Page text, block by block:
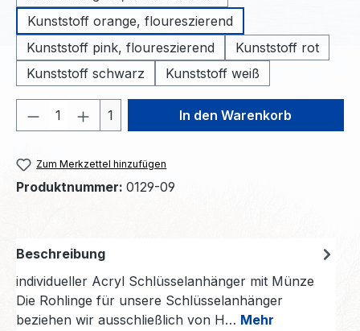
Kunststoff orange, floureszierend
Kunststoff pink, floureszierend
Kunststoff rot
Kunststoff schwarz
Kunststoff weiß
Produkt Anzahl: Gib den
1 In den Warenkorb
Zum Merkzettel hinzufügen
Produktnummer: 0129-09
Beschreibung
individueller Acryl Schlüsselanhänger mit Münze
Die Rohlinge für unsere Schlüsselanhänger
beziehen wir ausschließlich von H… Mehr